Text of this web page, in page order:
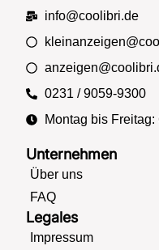
Unternehmen
Über uns
FAQ
Legales
Impressum
info@coolibri.de
0231 / 9059-9300
Montag bis